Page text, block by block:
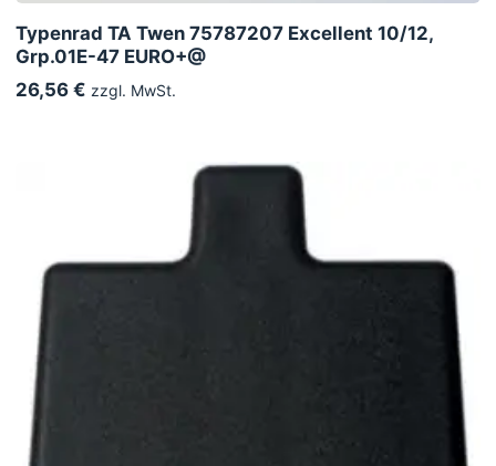
Typenrad TA Twen 75787207 Excellent 10/12,
Grp.01E-47 EURO+@
26,56 € zzgl. MwSt.